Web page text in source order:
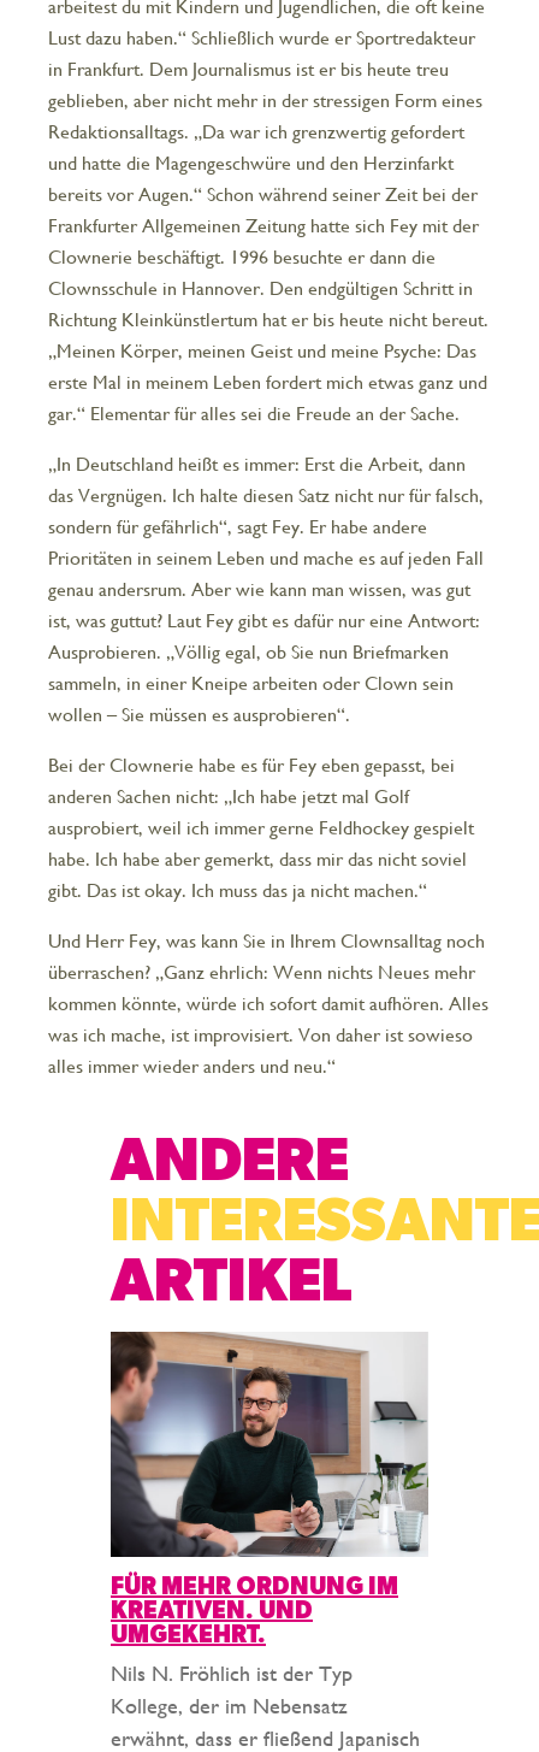
arbeitest du mit Kindern und Jugendlichen, die oft keine
Lust dazu haben.“ Schließlich wurde er Sportredakteur
in Frankfurt. Dem Journalismus ist er bis heute treu
geblieben, aber nicht mehr in der stressigen Form eines
Redaktionsalltags. „Da war ich grenzwertig gefordert
und hatte die Magengeschwüre und den Herzinfarkt
bereits vor Augen.“ Schon während seiner Zeit bei der
Frankfurter Allgemeinen Zeitung hatte sich Fey mit der
Clownerie beschäftigt. 1996 besuchte er dann die
Clownsschule in Hannover. Den endgültigen Schritt in
Richtung Kleinkünstlertum hat er bis heute nicht bereut.
„Meinen Körper, meinen Geist und meine Psyche: Das
erste Mal in meinem Leben fordert mich etwas ganz und
gar.“ Elementar für alles sei die Freude an der Sache.
„In Deutschland heißt es immer: Erst die Arbeit, dann
das Vergnügen. Ich halte diesen Satz nicht nur für falsch,
sondern für gefährlich“, sagt Fey. Er habe andere
Prioritäten in seinem Leben und mache es auf jeden Fall
genau andersrum. Aber wie kann man wissen, was gut
ist, was guttut? Laut Fey gibt es dafür nur eine Antwort:
Ausprobieren. „Völlig egal, ob Sie nun Briefmarken
sammeln, in einer Kneipe arbeiten oder Clown sein
wollen – Sie müssen es ausprobieren“.
Bei der Clownerie habe es für Fey eben gepasst, bei
anderen Sachen nicht: „Ich habe jetzt mal Golf
ausprobiert, weil ich immer gerne Feldhockey gespielt
habe. Ich habe aber gemerkt, dass mir das nicht soviel
gibt. Das ist okay. Ich muss das ja nicht machen.“
Und Herr Fey, was kann Sie in Ihrem Clownsalltag noch
überraschen? „Ganz ehrlich: Wenn nichts Neues mehr
kommen könnte, würde ich sofort damit aufhören. Alles
was ich mache, ist improvisiert. Von daher ist sowieso
alles immer wieder anders und neu.“
ANDERE
ARTIKEL
FÜR MEHR ORDNUNG IM
KREATIVEN. UND
UMGEKEHRT.
Nils N. Fröhlich ist der Typ
Kollege, der im Nebensatz
erwähnt, dass er fließend Japanisch